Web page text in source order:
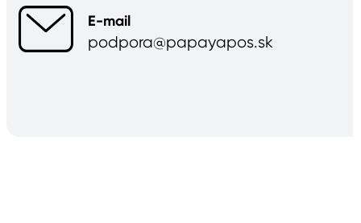
E-mail
podpora@papayapos.sk